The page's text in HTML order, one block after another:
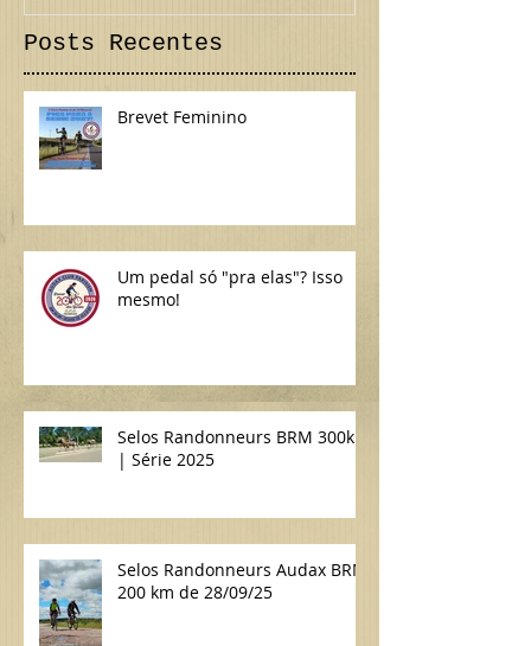
Posts Recentes
Brevet Feminino
Um pedal só "pra elas"? Isso
mesmo!
Selos Randonneurs BRM 300km
| Série 2025
Selos Randonneurs Audax BRM
200 km de 28/09/25